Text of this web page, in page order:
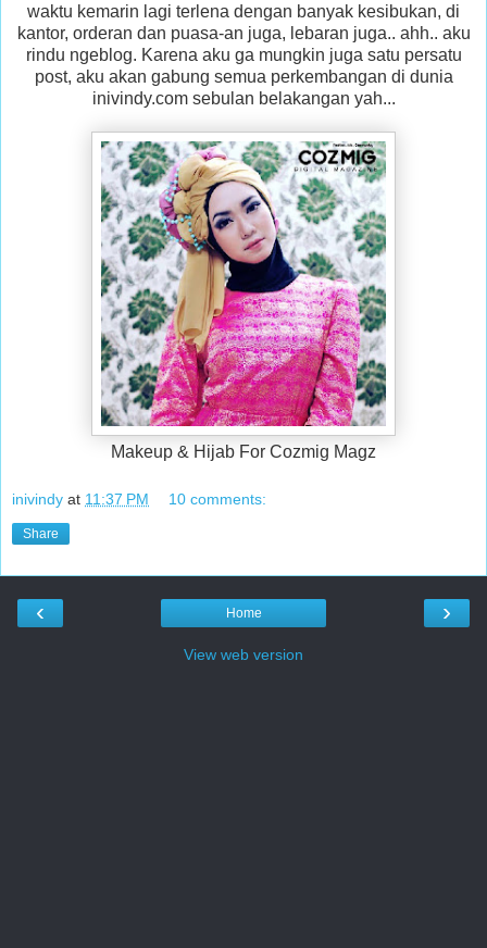
waktu kemarin lagi terlena dengan banyak kesibukan, di
kantor, orderan dan puasa-an juga, lebaran juga.. ahh.. aku
rindu ngeblog. Karena aku ga mungkin juga satu persatu
post, aku akan gabung semua perkembangan di dunia
inivindy.com sebulan belakangan yah...
Makeup & Hijab For Cozmig Magz
inivindy at 11:37 PM 10 comments:
Share
‹ ›
Home
View web version